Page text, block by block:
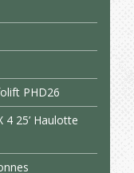
PHD26
4 25’ Haulotte